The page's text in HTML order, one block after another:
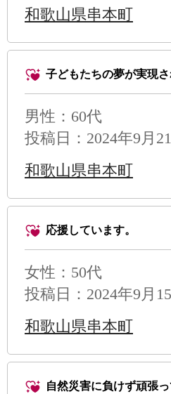
和歌山県串本町
子どもたちの夢が実現さ
男性 ：60代
投稿日：2024年9月
和歌山県串本町
応援しています。
女性：50代
投稿日：2024年9月
和歌山県串本町
自然災害に負けず頑張